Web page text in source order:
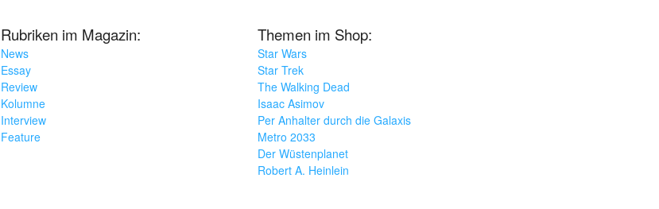
Rubriken im Magazin:
News
Essay
Review
Kolumne
Interview
Feature
Themen im Shop:
Star Wars
Star Trek
The Walking Dead
Isaac Asimov
Per Anhalter durch die Galaxis
Metro 2033
Der Wüstenplanet
Robert A. Heinlein